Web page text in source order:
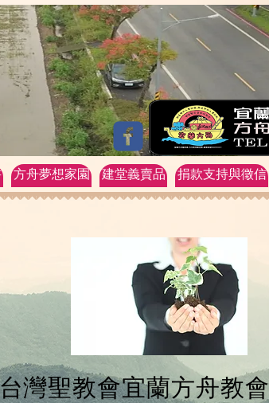
方舟夢想家園 建堂義賣品 捐款支持與徵信
灣聖教會宜蘭方舟教會